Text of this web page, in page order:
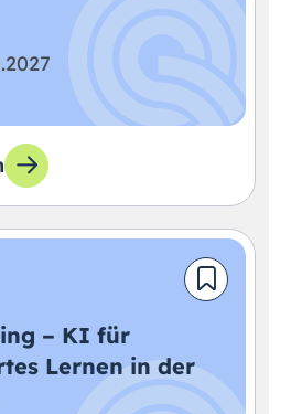
– KI für
Lernen in der